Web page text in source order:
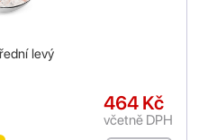
levý
464 Kč
včetně DPH